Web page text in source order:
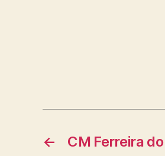
← CM Ferreira